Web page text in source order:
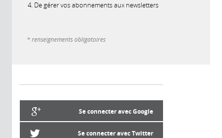
De gérer vos abonnements aux newsletters
* renseignements obligatoires
Se connecter avec Google
Se connecter avec Twitter